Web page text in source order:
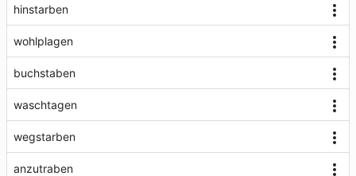
hinstarben
wohlplagen
buchstaben
waschtagen
wegstarben
anzutraben